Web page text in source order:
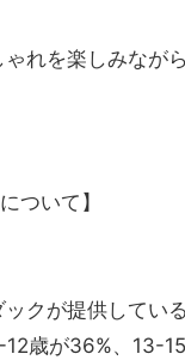
れを楽しみなが
ついて】
クが提供してい
歳が36%、13-